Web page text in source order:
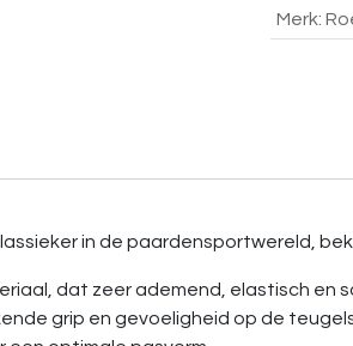
Merk:
in de paardensportwereld,
dat zeer ademend, elastisch en
grip en gevoeligheid op de